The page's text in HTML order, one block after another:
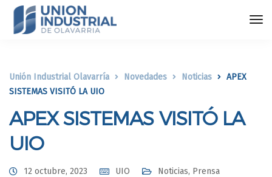
Unión Industrial Olavarría Novedades Noticias
APEX
SISTEMAS VISITÓ LA UIO
APEX SISTEMAS VISITÓ LA
UIO
12 octubre, 2023 UIO Noticias, Prensa